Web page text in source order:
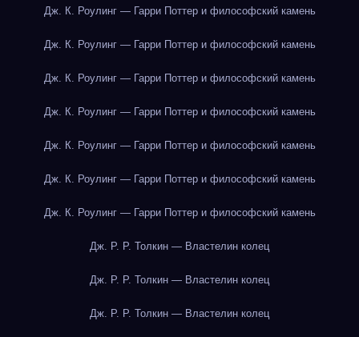
Дж. К. Роулинг — Гарри Поттер и философский камень
Дж. К. Роулинг — Гарри Поттер и философский камень
Дж. К. Роулинг — Гарри Поттер и философский камень
Дж. К. Роулинг — Гарри Поттер и философский камень
Дж. К. Роулинг — Гарри Поттер и философский камень
Дж. К. Роулинг — Гарри Поттер и философский камень
Дж. К. Роулинг — Гарри Поттер и философский камень
Дж. Р. Р. Толкин — Властелин колец
Дж. Р. Р. Толкин — Властелин колец
Дж. Р. Р. Толкин — Властелин колец